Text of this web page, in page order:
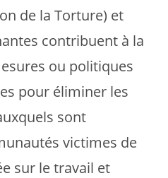
de la Torture) et
contribuent à la
ou politiques
pour éliminer les
sont
victimes de
sur le travail et